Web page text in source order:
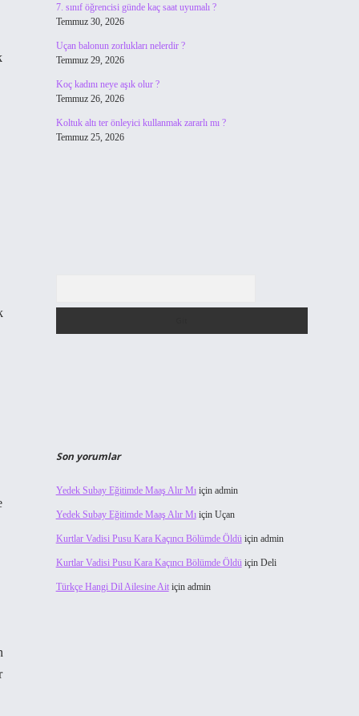
7. sınıf öğrencisi günde kaç saat uyumalı ?
Temmuz 30, 2026
Uçan balonun zorlukları nelerdir ?
Temmuz 29, 2026
Koç kadını neye aşık olur ?
Temmuz 26, 2026
Koltuk altı ter önleyici kullanmak zararlı mı ?
Temmuz 25, 2026
Son yorumlar
Yedek Subay Eğitimde Maaş Alır Mıiçin admin
Yedek Subay Eğitimde Maaş Alır Mıiçin Uçan
Kurtlar Vadisi Pusu Kara Kaçıncı Bölümde Öldüiçin admin
Kurtlar Vadisi Pusu Kara Kaçıncı Bölümde Öldüiçin Deli
Türkçe Hangi Dil Ailesine Aitiçin admin